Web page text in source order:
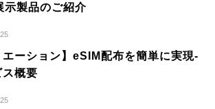
示製品のご紹介
エーション】eSIM配布を簡単に実現-
概要